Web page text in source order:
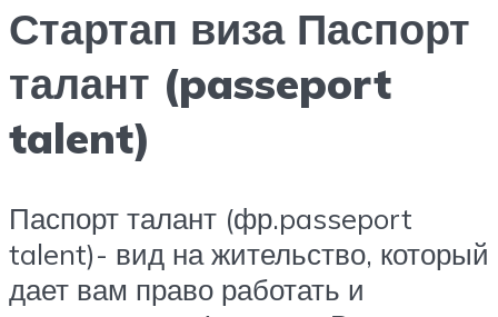
Стартап виза Паспорт
талант (passeport
talent)
Паспорт талант (фр.passeport
talent)- вид на жительство, который
дает вам право работать и